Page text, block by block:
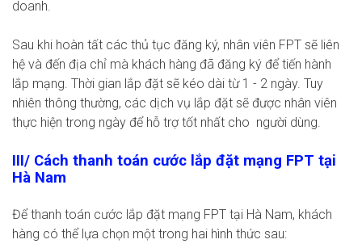
doanh.
Sau khi hoàn tất các thủ tục đăng ký, nhân viên FPT sẽ liên
hệ và đến địa chỉ mà khách hàng đã đăng ký để tiến hành
lắp mạng. Thời gian lắp đặt sẽ kéo dài từ 1 - 2 ngày. Tuy
nhiên thông thường, các dịch vụ lắp đặt sẽ được nhân viên
thực hiện trong ngày để hỗ trợ tốt nhất cho người dùng.
III/ Cách thanh toán cước lắp đặt mạng FPT tại
Hà Nam
Để thanh toán cước lắp đặt mạng FPT tại Hà Nam, khách
hàng có thể lựa chọn một trong hai hình thức sau: